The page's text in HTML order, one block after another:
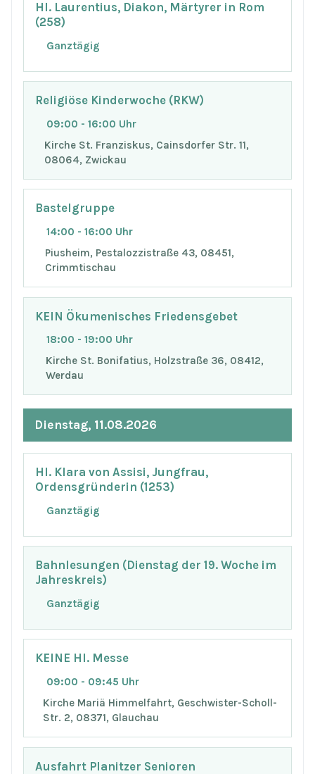
Hl. Laurentius, Diakon, Märtyrer in Rom
(258)
Ganztägig
Religiöse Kinderwoche (RKW)
09:00 - 16:00 Uhr
Kirche St. Franziskus, Cainsdorfer Str. 11,
08064, Zwickau
Bastelgruppe
14:00 - 16:00 Uhr
Piusheim, Pestalozzistraße 43, 08451,
Crimmtischau
KEIN Ökumenisches Friedensgebet
18:00 - 19:00 Uhr
Kirche St. Bonifatius, Holzstraße 36, 08412,
Werdau
Dienstag, 11.08.2026
Hl. Klara von Assisi, Jungfrau,
Ordensgründerin (1253)
Ganztägig
Bahnlesungen (Dienstag der 19. Woche im
Jahreskreis)
Ganztägig
KEINE Hl. Messe
09:00 - 09:45 Uhr
Kirche Mariä Himmelfahrt, Geschwister-Scholl-
Str. 2, 08371, Glauchau
Ausfahrt Planitzer Senioren